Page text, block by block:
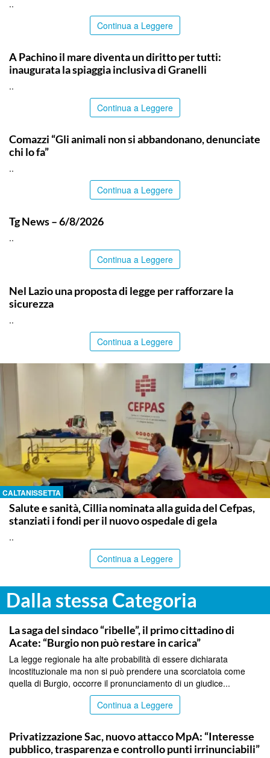
..
Continua a Leggere
A Pachino il mare diventa un diritto per tutti:
inaugurata la spiaggia inclusiva di Granelli
..
Continua a Leggere
Comazzi “Gli animali non si abbandonano, denunciate
chi lo fa”
..
Continua a Leggere
Tg News – 6/8/2026
..
Continua a Leggere
Nel Lazio una proposta di legge per rafforzare la
sicurezza
..
Continua a Leggere
CALTANISSETTA
Salute e sanità, Cillia nominata alla guida del Cefpas,
stanziati i fondi per il nuovo ospedale di gela
..
Continua a Leggere
Dalla stessa Categoria
CATANIA
La saga del sindaco “ribelle”, il primo cittadino di
Acate: “Burgio non può restare in carica”
La legge regionale ha alte probabilità di essere dichiarata
incostituzionale ma non si può prendere una scorciatoia come
quella di Burgio, occorre il pronunciamento di un giudice...
Continua a Leggere
Privatizzazione Sac, nuovo attacco MpA: “Interesse
pubblico, trasparenza e controllo punti irrinunciabili”